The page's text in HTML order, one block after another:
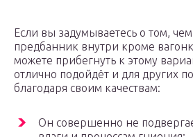
Если вы задумываетесь о том,
предбанник внутри кроме
можете прибегнуть к этому
отлично подойдёт и для других
благодаря своим качествам:
Он совершенно не